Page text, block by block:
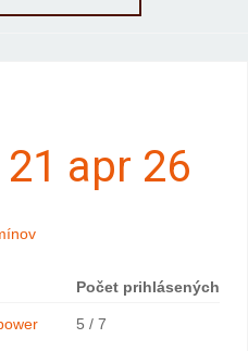
apr 26
Počet prihlásených
5 / 7